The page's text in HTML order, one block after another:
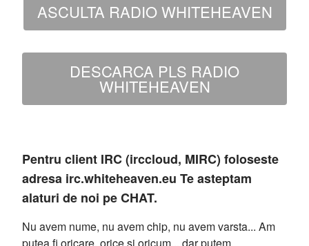
ASCULTA RADIO WHITEHEAVEN
DESCARCA PLS RADIO
WHITEHEAVEN
Pentru client IRC (irccloud, MIRC) foloseste
adresa irc.whiteheaven.eu Te asteptam
alaturi de noi pe CHAT.
Nu avem nume, nu avem chip, nu avem varsta... Am